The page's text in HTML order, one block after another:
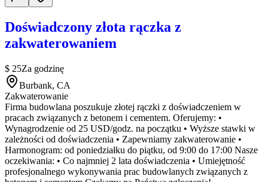
Doświadczony złota rączka z
zakwaterowaniem
$ 25Za godzinę
Burbank, CA
Zakwaterowanie
Firma budowlana poszukuje złotej rączki z doświadczeniem w
pracach związanych z betonem i cementem. Oferujemy: •
Wynagrodzenie od 25 USD/godz. na początku • Wyższe stawki w
zależności od doświadczenia • Zapewniamy zakwaterowanie •
Harmonogram: od poniedziałku do piątku, od 9:00 do 17:00 Nasze
oczekiwania: • Co najmniej 2 lata doświadczenia • Umiejętność
profesjonalnego wykonywania prac budowlanych związanych z